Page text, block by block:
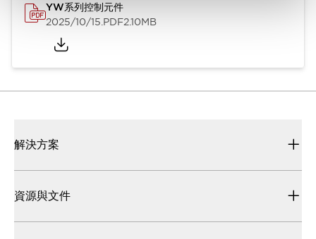
YW系列控制元件
2025/10/15.PDF2.10MB
解決方案
資源與文件